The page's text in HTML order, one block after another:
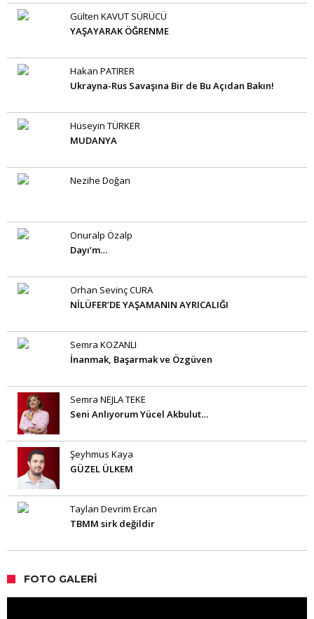
Gülten KAVUT SÜRÜCÜ
YAŞAYARAK ÖĞRENME
Hakan PATIRER
Ukrayna-Rus Savaşına Bir de Bu Açıdan Bakın!
Hüseyin TÜRKER
MUDANYA
Nezihe Doğan
Onuralp Özalp
Dayı’m…
Orhan Sevinç CURA
NİLÜFER’DE YAŞAMANIN AYRICALIĞI
Semra KOZANLI
İnanmak, Başarmak ve Özgüven
Semra NEJLA TEKE
Seni Anlıyorum Yücel Akbulut…
Şeyhmus Kaya
GÜZEL ÜLKEM
Taylan Devrim Ercan
TBMM sirk değildir
FOTO GALERI